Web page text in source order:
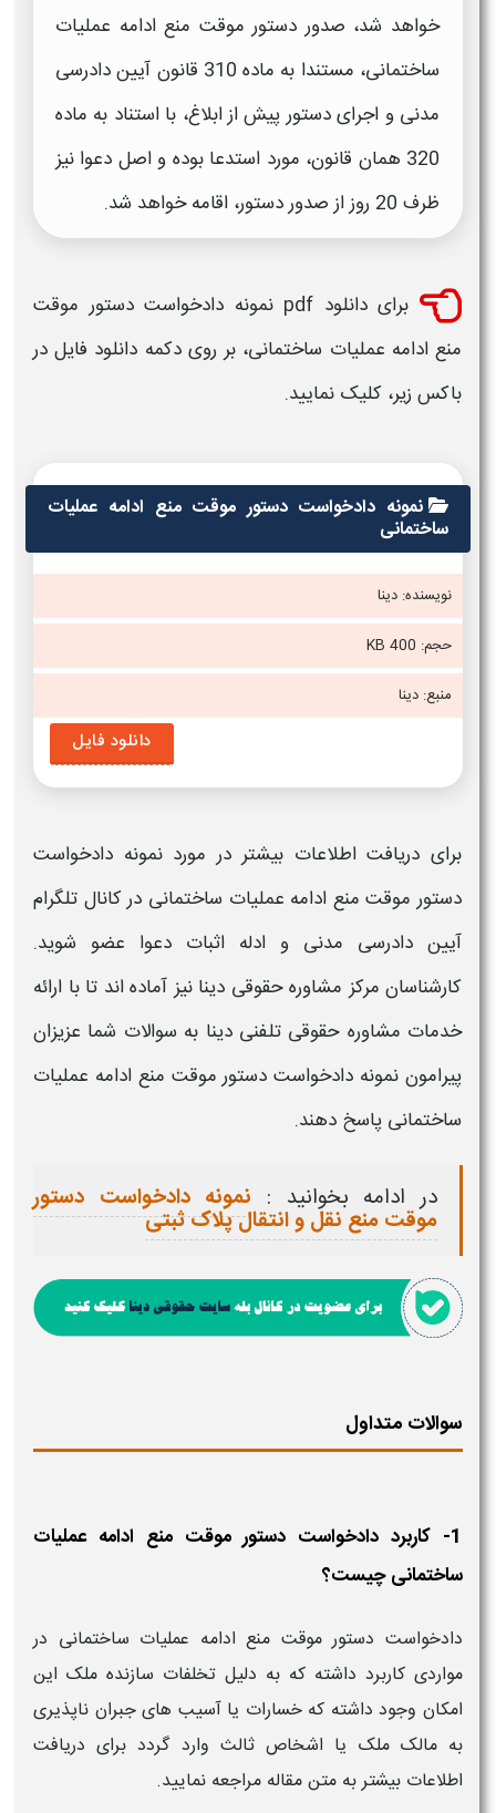
خواهد شد، صدور دستور موقت منع ادامه عملیات
ساختمانی، مستندا به ماده 310 قانون آیین دادرسی
مدنی و اجرای دستور پیش از ابلاغ، با استناد به ماده
320 همان قانون، مورد استدعا بوده و اصل دعوا نیز
ظرف 20 روز از صدور دستور، اقامه خواهد شد.
برای
دانلود pdf نمونه دادخواست دستور موقت
منع ادامه عملیات ساختمانی، بر روی دکمه دانلود فایل در
باکس زیر، کلیک نمایید.
نمونه دادخواست دستور موقت منع ادامه عملیات
ساختمانی
نویسنده: دینا
حجم: 400 KB
منبع: دینا
دانلود فایل
برای دریافت اطلاعات بیشتر در موردنمونه دادخواست
دستور موقت منع ادامه عملیات ساختمانی در کانال تلگرام
آیین دادرسی مدنی و ادله اثبات دعوا عضو شوید.
کارشناسان مرکز مشاوره حقوقی دینا نیز آماده اند تا با ارائه
خدمات مشاوره حقوقی تلفنی دینا به سوالات شما عزیزان
پیرامون نمونه دادخواست دستور موقت منع ادامه عملیات
ساختمانی پاسخ دهند.
در ادامه بخوانید : نمونه دادخواست دستور
موقت منع نقل و انتقال پلاک ثبتی
سوالات متداول
1- کاربرد دادخواست دستور موقت منع ادامه عملیات
ساختمانی چیست؟
دادخواست دستور موقت منع ادامه عملیات ساختمانی در
مواردی کاربرد داشته که به دلیل تخلفات سازنده ملک این
امکان وجود داشته که خسارات یا آسیب های جبران ناپذیری
به مالک ملک یا اشخاص ثالث وارد گردد برای دریافت
اطلاعات بیشتر به متن مقاله مراجعه نمایید.